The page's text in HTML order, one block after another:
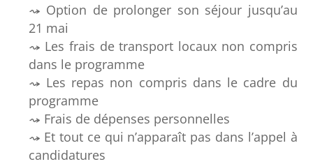
Option de prolonger son séjour jusqu’au
21 mai
Les frais de transport locaux non compris
dans le programme
Les repas non compris dans le cadre du
programme
Frais de dépenses personnelles
Et tout ce qui n’apparaît pas dans l’appel à
candidatures